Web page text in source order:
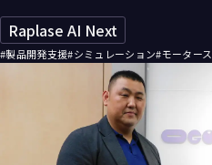
十数人に統一された高性能の計
クストリームーDのクラウドAI
導入。高速走行時の自動運転技
システム基盤を構築した。
Raplase AI Next
#製品開発支援#シミュレーション#モーター